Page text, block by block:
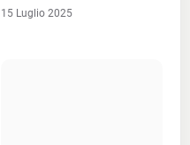
15 Luglio 2025